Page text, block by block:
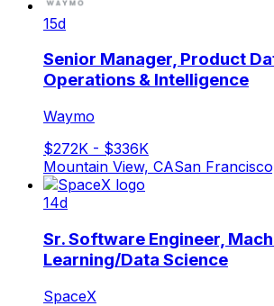
15d
Senior Manager, Product
Operations & Intelligence
Waymo
$272K - $336K
Mountain View, CASan
14d
Sr. Software Engineer,
Learning/Data Science
SpaceX